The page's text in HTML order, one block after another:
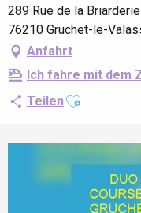
289 Rue de la
76210 Gruchet-le-
Anfahrt
Ich fahre mit dem
TeilenAjouter aux